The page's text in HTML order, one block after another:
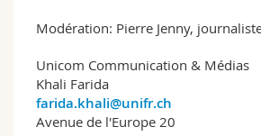
Modération: Pierre Jenny,
Unicom Communication & Médias
Khali Farida
farida.khali@unifr.ch
Avenue de l'Europe 20